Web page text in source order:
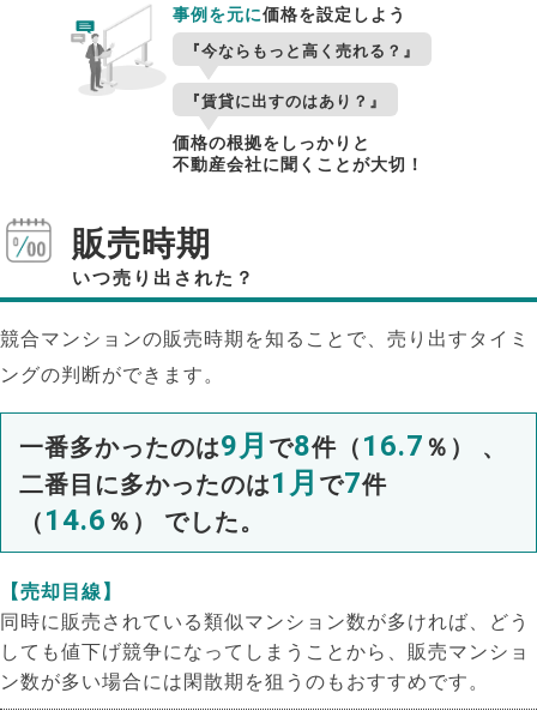
事例を元に価格を設定しよう
『今ならもっと高く売れる？』
『賃貸に出すのはあり？』
価格の根拠をしっかりと
不動産会社に聞くことが大切！
販売時期
いつ売り出された？
競合マンションの販売時期を知ることで、売り出すタイミ
ングの判断ができます。
一番多かったのは9月 で8件（ 16.7 ％） 、
二番目に多かったのは1月 で7件
（ 14.6 ％） でした。
【売却目線】
同時に販売されている類似マンション数が多ければ、どう
しても値下げ競争になってしまうことから、販売マンショ
ン数が多い場合には閑散期を狙うのもおすすめです。